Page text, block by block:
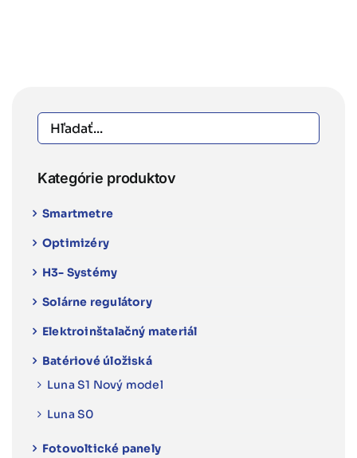
Kategórie produktov
Smartmetre
Optimizéry
H3- Systémy
Solárne regulátory
Elektroinštalačný materiál
Batériové úložiská
Luna S1 Nový model
Luna S0
Fotovoltické panely